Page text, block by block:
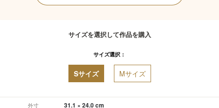
サイズを選択して作品を購入
サイズ選択：
Sサイズ Mサイズ
外寸 31.1 × 24.0 cm